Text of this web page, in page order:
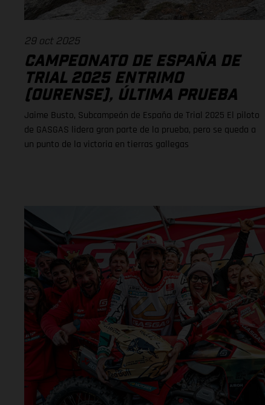
29 oct 2025
CAMPEONATO DE ESPAÑA DE
TRIAL 2025 ENTRIMO
(OURENSE), ÚLTIMA PRUEBA
Jaime Busto, Subcampeón de España de Trial 2025 El piloto
de GASGAS lidera gran parte de la prueba, pero se queda a
un punto de la victoria en tierras gallegas